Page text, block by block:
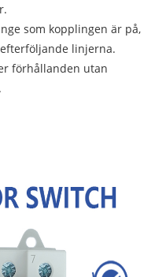
som kopplingen är på,
linjerna.
förhållanden utan